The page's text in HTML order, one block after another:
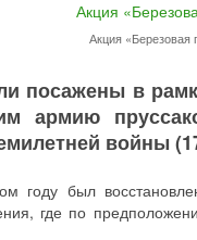
Акция «Березовая
посажены в
армию
войны
году был
где по